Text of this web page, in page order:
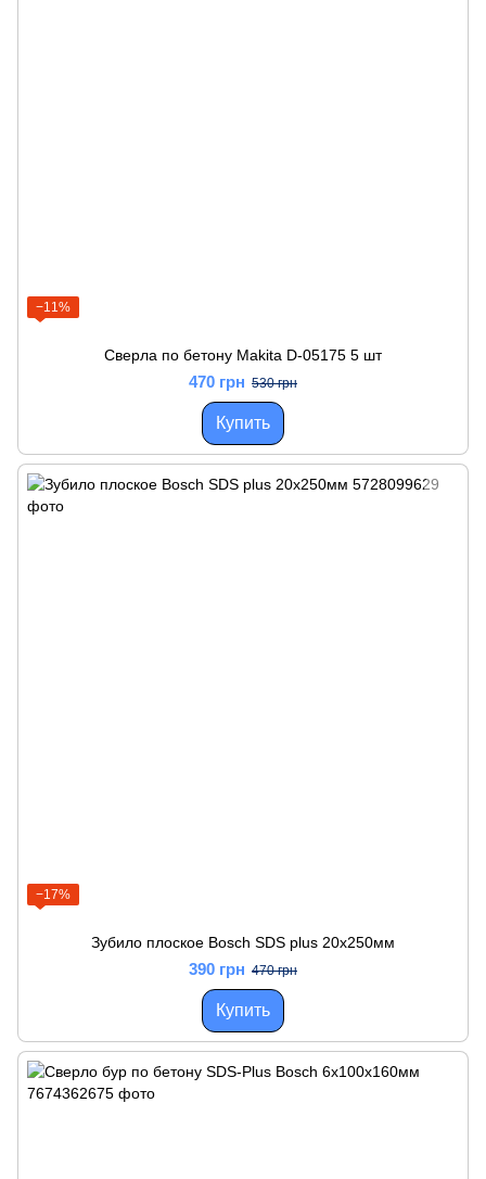
−11%
Сверла по бетону Makita D-05175 5 шт
470 грн 530 грн
Купить
−17%
Зубило плоское Bosch SDS plus 20x250мм
390 грн 470 грн
Купить